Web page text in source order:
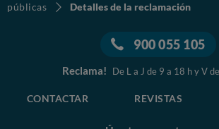
públicas
Detalles de la reclamación
900 055 105
Reclama! De L a J de 9 a 18 h y V
CONTACTAR REVISTAS